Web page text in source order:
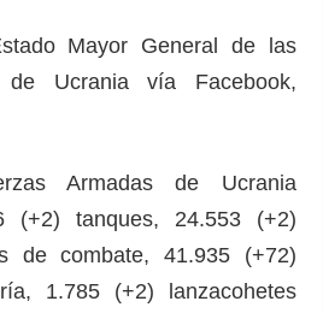
Mayor General de las
de Ucrania vía Facebook,
Armadas de Ucrania
(+2) tanques, 24.553 (+2)
de combate, 41.935 (+72)
1.785 (+2) lanzacohetes